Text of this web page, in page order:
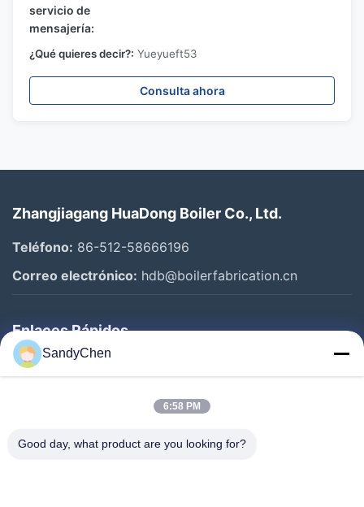
servicio de
mensajería:
¿Qué quieres decir?: Yueyueft53
Consulta ahora
Zhangjiagang HuaDong Boiler Co., Ltd.
Teléfono: 86-512-58666196
Correo electrónico: hdb@boilerfabrication.cn
Enlaces Rápidos
Hogar
Sobre Nosotros
SandyChen
6:58 PM
Good day, what product are you looking for?